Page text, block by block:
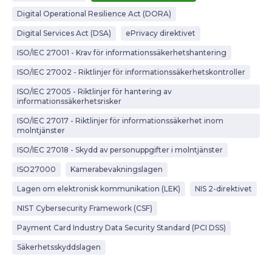
Digital Operational Resilience Act (DORA)
Digital Services Act (DSA) ePrivacy direktivet
ISO/IEC 27001 - Krav för informationssäkerhetshantering
ISO/IEC 27002 - Riktlinjer för informationssäkerhetskontroller
ISO/IEC 27005 - Riktlinjer för hantering av
informationssäkerhetsrisker
ISO/IEC 27017 - Riktlinjer för informationssäkerhet inom
molntjänster
ISO/IEC 27018 - Skydd av personuppgifter i molntjänster
ISO27000 Kamerabevakningslagen
Lagen om elektronisk kommunikation (LEK) NIS 2-direktivet
NIST Cybersecurity Framework (CSF)
Payment Card Industry Data Security Standard (PCI DSS)
Säkerhetsskyddslagen